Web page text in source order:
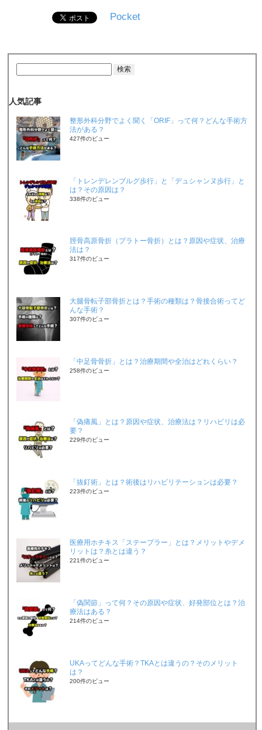
Pocket
人気記事
整形外科分野でよく聞く「ORIF」って何？どんな手術方
法がある？
427件のビュー
「トレンデレンブルグ歩行」と「デュシャンヌ歩行」と
は？その原因は？
338件のビュー
脛骨高原骨折（プラトー骨折）とは？原因や症状、治療
法は？
317件のビュー
大腿骨転子部骨折とは？手術の種類は？骨接合術ってど
んな手術？
307件のビュー
「中足骨骨折」とは？治療期間や全治はどれくらい？
258件のビュー
「偽痛風」とは？原因や症状、治療法は？リハビリは必
要？
229件のビュー
「抜釘術」とは？術後はリハビリテーションは必要？
223件のビュー
医療用ホチキス「ステープラー」とは？メリットやデメ
リットは？糸とは違う？
221件のビュー
「偽関節」って何？その原因や症状、好発部位とは？治
療法はある？
214件のビュー
UKAってどんな手術？TKAとは違うの？そのメリット
は？
200件のビュー